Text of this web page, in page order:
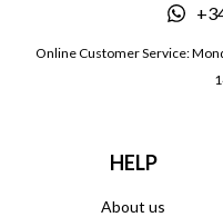
Online Customer Service:
HELP
About us